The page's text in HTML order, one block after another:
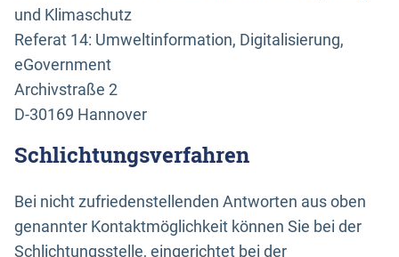
und Klimaschutz
Referat 14: Umweltinformation, Digitalisierung,
eGovernment
Archivstraße 2
D-30169 Hannover
Schlichtungsverfahren
Bei nicht zufriedenstellenden Antworten aus oben
genannter Kontaktmöglichkeit können Sie bei der
Schlichtungsstelle, eingerichtet bei der